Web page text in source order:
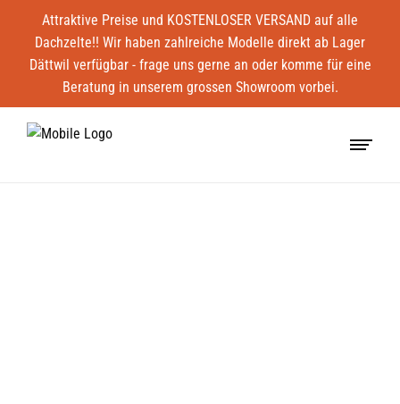
Attraktive Preise und KOSTENLOSER VERSAND auf alle
Dachzelte!! Wir haben zahlreiche Modelle direkt ab Lager
Dättwil verfügbar - frage uns gerne an oder komme für eine
Beratung in unserem grossen Showroom vorbei.